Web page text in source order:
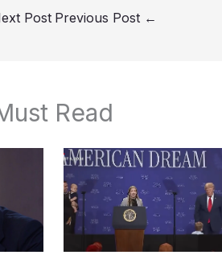
←
Post
Read